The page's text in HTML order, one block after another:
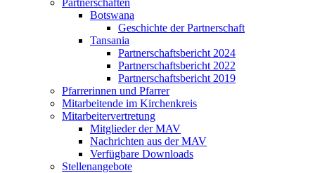
Botswana
Geschichte der Partnerschaft
Tansania
Partnerschaftsbericht 2024
Partnerschaftsbericht 2022
Partnerschaftsbericht 2019
Pfarrerinnen und Pfarrer
Mitarbeitende im Kirchenkreis
Mitarbeitervertretung
Mitglieder der MAV
Nachrichten aus der MAV
Verfügbare Downloads
Stellenangebote